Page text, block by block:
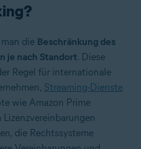
die Beschränkung des
je nach Standort. Diese
Regel für internationale
Streaming-Dienste
wie Amazon Prime
die Rechtssysteme